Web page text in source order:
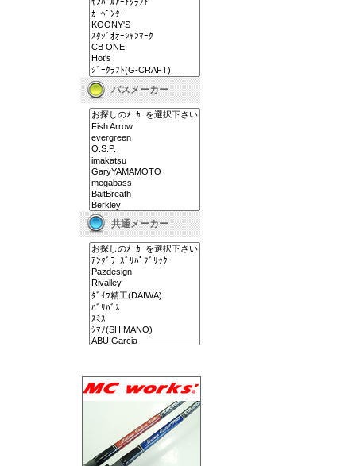
バスメーカー
共通メーカー